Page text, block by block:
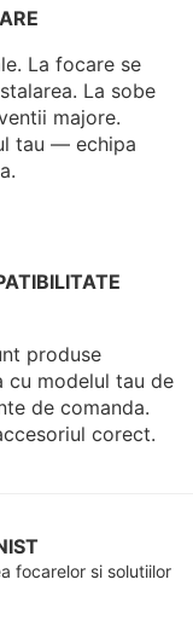
La focare se
La sobe
majore.
tau — echipa
produse
cu modelul tau de
de comanda.
corect.
focarelor si solutiilor